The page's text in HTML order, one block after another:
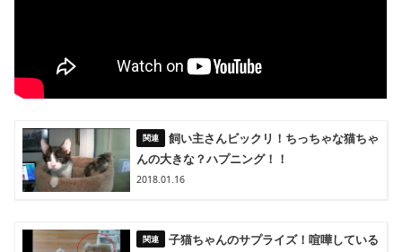
飼い主さんビックリ！ちっちゃな猫ちゃ
んの大きな？ハプニング！！
2018.01.16
子猫ちゃんのサプライズ！喧嘩している